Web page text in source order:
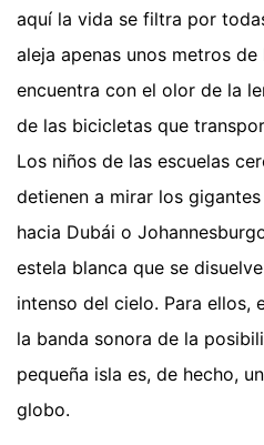
aquí la vida se filtra por
aleja apenas unos metros
encuentra con el olor de la
de las bicicletas que
Los niños de las escuelas
detienen a mirar los
hacia Dubái o
estela blanca que se
intenso del cielo. Para ellos,
la banda sonora de la
pequeña isla es, de hecho,
globo.